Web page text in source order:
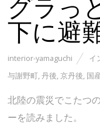
下に避
interior-yamaguchi イ
与謝野町,丹後,京丹後, 国
北陸の震災でこたつ
ーを読みました。